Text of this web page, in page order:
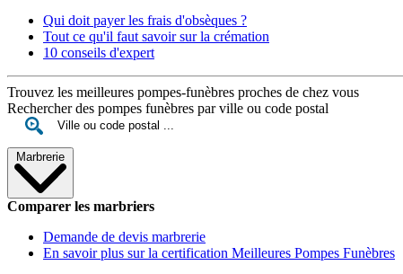
Qui doit payer les frais d'obsèques ?
Tout ce qu'il faut savoir sur la crémation
10 conseils d'expert
Trouvez les meilleures pompes-funèbres proches de chez vous
Rechercher des pompes funèbres par ville ou code postal
Marbrerie
Comparer les marbriers
Demande de devis marbrerie
En savoir plus sur la certification Meilleures Pompes Funèbres